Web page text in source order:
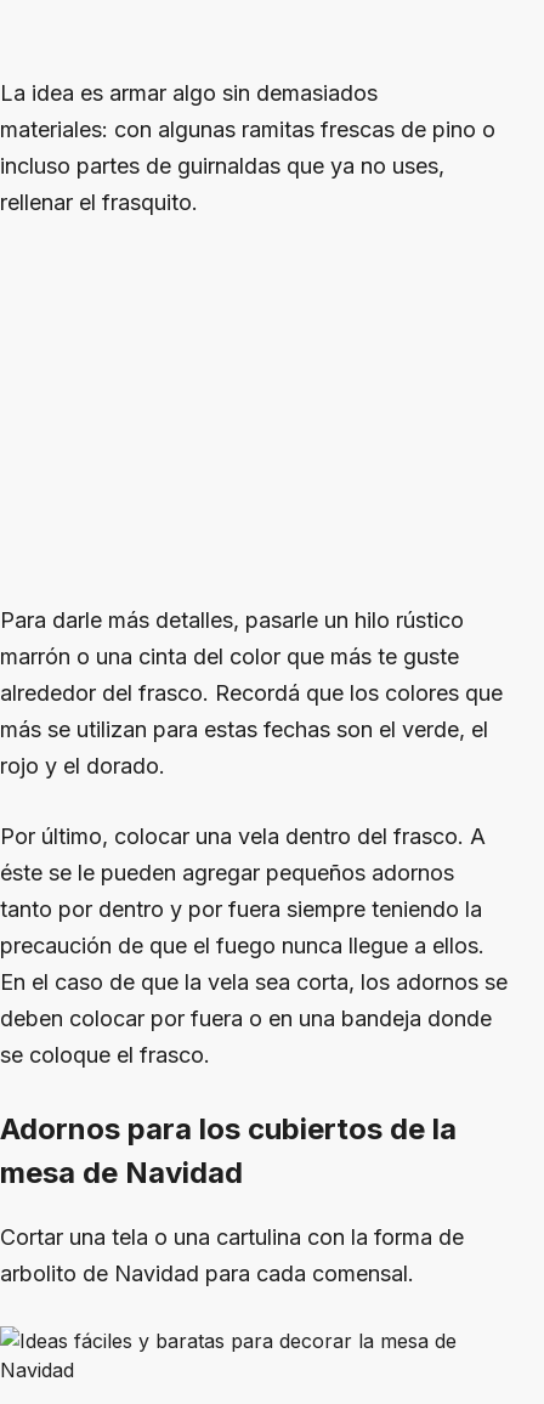
La idea es armar algo sin demasiados
materiales: con algunas ramitas frescas de pino o
incluso partes de guirnaldas que ya no uses,
rellenar el frasquito.
Para darle más detalles, pasarle un hilo rústico
marrón o una cinta del color que más te guste
alrededor del frasco. Recordá que los colores que
más se utilizan para estas fechas son el verde, el
rojo y el dorado.
Por último, colocar una vela dentro del frasco. A
éste se le pueden agregar pequeños adornos
tanto por dentro y por fuera siempre teniendo la
precaución de que el fuego nunca llegue a ellos.
En el caso de que la vela sea corta, los adornos se
deben colocar por fuera o en una bandeja donde
se coloque el frasco.
Adornos para los cubiertos de la
mesa de Navidad
Cortar una tela o una cartulina con la forma de
arbolito de Navidad para cada comensal.